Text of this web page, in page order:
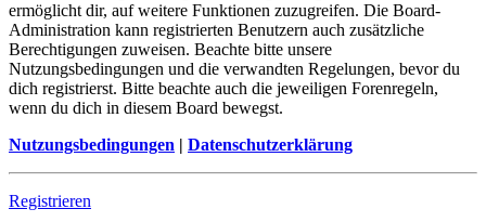
ermöglicht dir, auf weitere Funktionen zuzugreifen. Die Board-
Administration kann registrierten Benutzern auch zusätzliche
Berechtigungen zuweisen. Beachte bitte unsere
Nutzungsbedingungen und die verwandten Regelungen, bevor du
dich registrierst. Bitte beachte auch die jeweiligen Forenregeln,
wenn du dich in diesem Board bewegst.
Nutzungsbedingungen | Datenschutzerklärung
Registrieren